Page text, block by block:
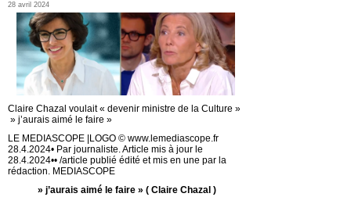
28 avril 2024
Claire Chazal voulait « devenir ministre de la Culture »
» j’aurais aimé le faire »
LE MEDIASCOPE |LOGO © www.lemediascope.fr
28.4.2024• Par journaliste. Article mis à jour le
28.4.2024•• /article publié édité et mis en une par la
rédaction. MEDIASCOPE
» j’aurais aimé le faire » ( Claire Chazal )